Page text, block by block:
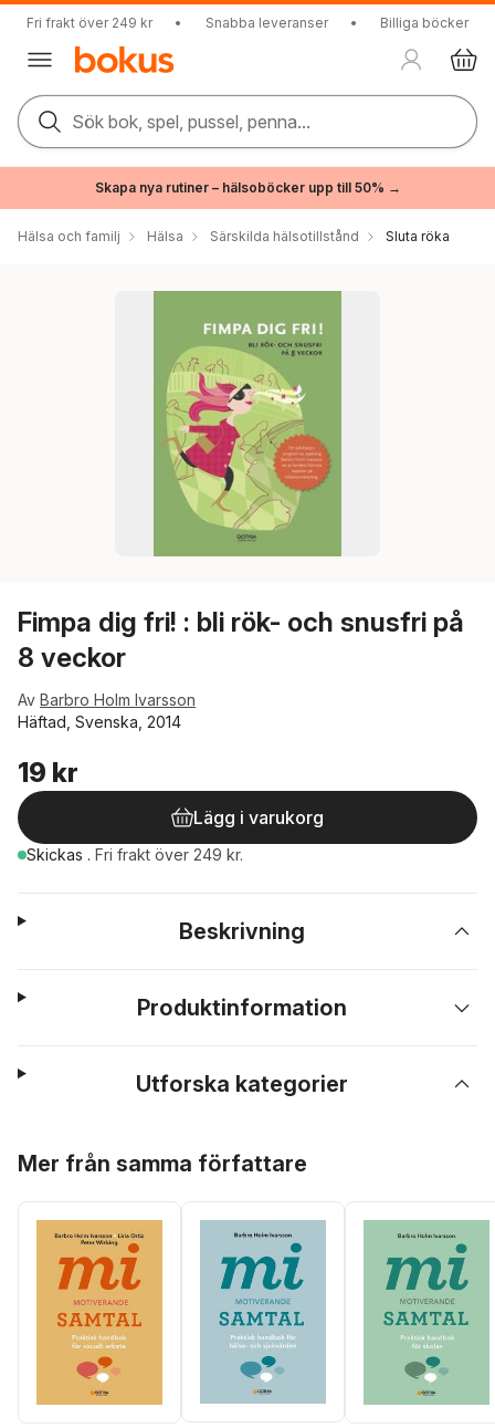
Fri frakt över 249 kr • Snabba leveranser • Billiga böcker
Sök bok, spel, pussel, penna...
Skapa nya rutiner – hälsoböcker upp till 50% →
Hälsa och familj Hälsa Särskilda hälsotillstånd Sluta röka
Fimpa dig fri! : bli rök- och snusfri på
8 veckor
Av Barbro Holm Ivarsson
Häftad, Svenska, 2014
19 kr
Lägg i varukorg
Skickas . Fri frakt över 249 kr.
Beskrivning
Produktinformation
Utforska kategorier
Mer från samma författare